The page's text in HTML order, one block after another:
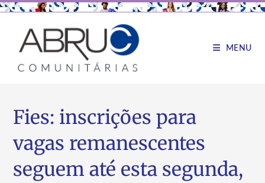
MENU
Fies: inscrições para
vagas remanescentes
seguem até esta segunda,